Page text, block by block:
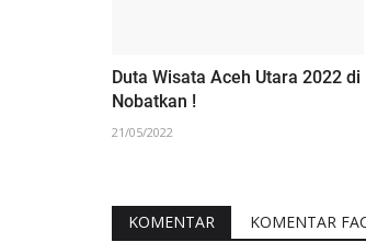
Duta Wisata Aceh Utara 2022 di
Nobatkan !
21/05/2022
KOMENTAR KOMENTAR